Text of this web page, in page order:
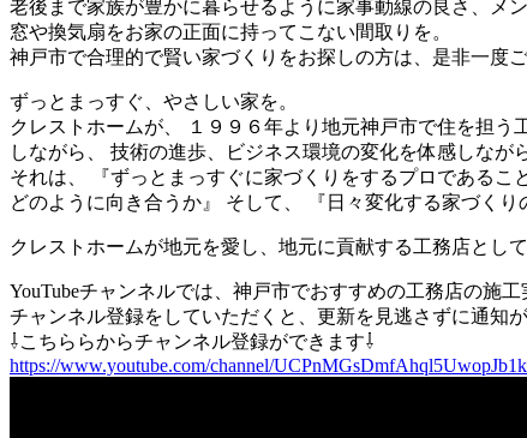
老後まで家族が豊かに暮らせるように家事動線の良さ、メ
窓や換気扇をお家の正面に持ってこない間取りを。
神戸市で合理的で賢い家づくりをお探しの方は、是非一度ご
ずっとまっすぐ、やさしい家を。
クレストホームが、 １９９６年より地元神戸市で住を担
しながら、 技術の進歩、ビジネス環境の変化を体感しなが
それは、 『ずっとまっすぐに家づくりをするプロである
どのように向き合うか』 そして、 『日々変化する家づく
クレストホームが地元を愛し、地元に貢献する工務店とし
YouTubeチャンネルでは、神戸市でおすすめの工務店の施工
チャンネル登録をしていただくと、更新を見逃さずに通知
⇩こちららからチャンネル登録ができます⇩
https://www.youtube.com/channel/